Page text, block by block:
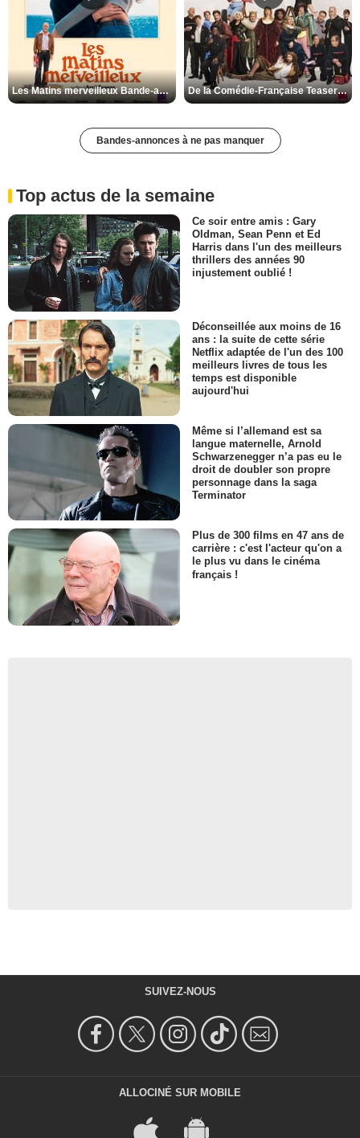
Les Matins merveilleux Bande-annonce VF De la Comédie-Française Teaser VF
Bandes-annonces à ne pas manquer
Top actus de la semaine
Ce soir entre amis : Gary
Oldman, Sean Penn et Ed
Harris dans l'un des meilleurs
thrillers des années 90
injustement oublié !
Déconseillée aux moins de 16
ans : la suite de cette série
Netflix adaptée de l'un des 100
meilleurs livres de tous les
temps est disponible
aujourd'hui
Même si l’allemand est sa
langue maternelle, Arnold
Schwarzenegger n’a pas eu le
droit de doubler son propre
personnage dans la saga
Terminator
Plus de 300 films en 47 ans de
carrière : c'est l'acteur qu'on a
le plus vu dans le cinéma
français !
SUIVEZ-NOUS
ALLOCINÉ SUR MOBILE